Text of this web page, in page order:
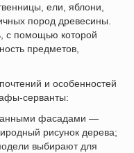
ели, яблони,
пород древесины.
с помощью которой
предметов,
и особенностей
серванты:
фасадами —
рисунок дерева;
выбирают для